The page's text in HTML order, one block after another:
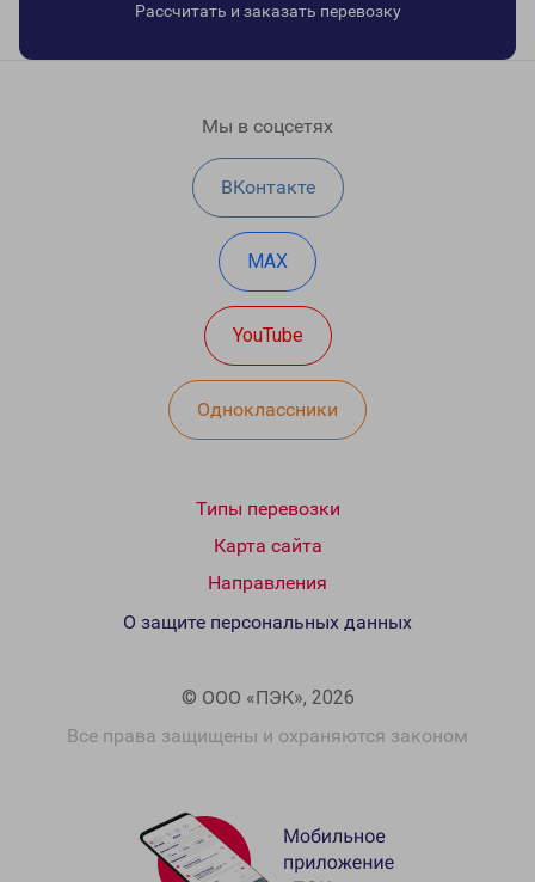
Рассчитать и заказать перевозку
Мы в соцсетях
ВКонтакте
MAX
YouTube
Одноклассники
Типы перевозки
Карта сайта
Направления
© ООО «ПЭК», 2026
Все права защищены и охраняются законом
О защите персональных данных